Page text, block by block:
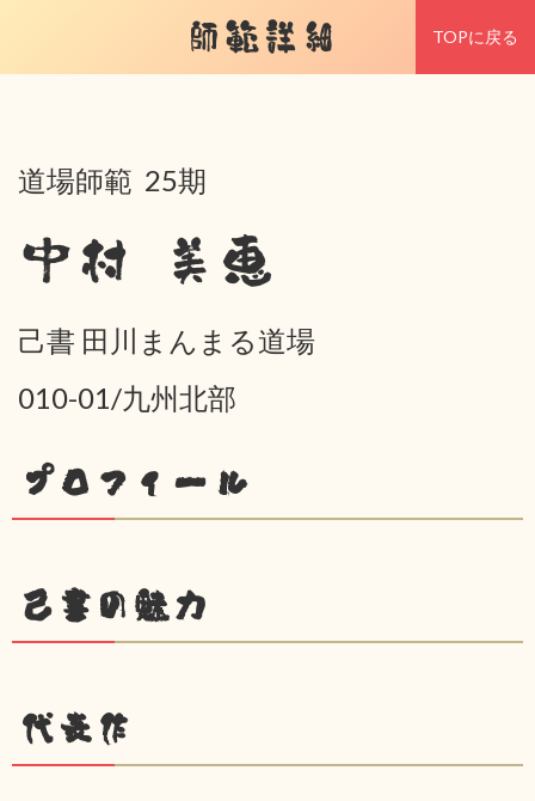
師範詳細 TOPに戻る
道場師範 25期
中村 美恵
己書 田川まんまる道場
010-01/九州北部
プロフィール
己書の魅力
代表作